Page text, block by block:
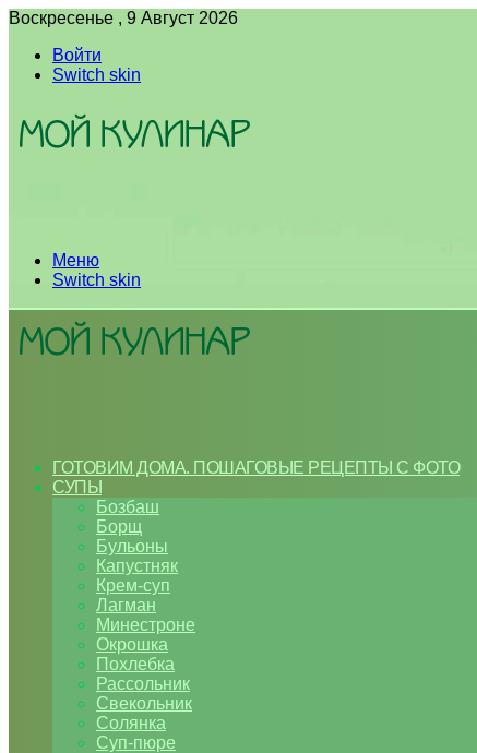
Воскресенье , 9 Август 2026
Войти
Switch skin
Меню
Switch skin
ГОТОВИМ ДОМА. ПОШАГОВЫЕ РЕЦЕПТЫ С ФОТО
СУПЫ
Бозбаш
Борщ
Бульоны
Капустняк
Крем-суп
Лагман
Минестроне
Окрошка
Похлебка
Рассольник
Свекольник
Солянка
Суп-пюре